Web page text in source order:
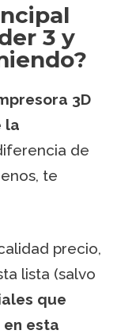
3 y
3D
la
de
te
precio,
lista (salvo
que
esta